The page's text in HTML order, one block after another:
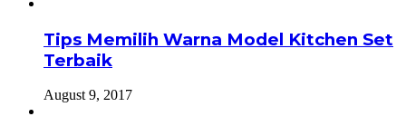
Tips Memilih Warna Model Kitchen Set
Terbaik
August 9, 2017